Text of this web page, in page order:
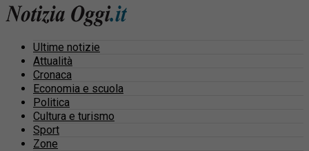
Ultime notizie
Attualità
Cronaca
Economia e scuola
Politica
Cultura e turismo
Sport
Zone